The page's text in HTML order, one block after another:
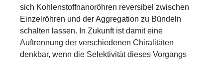
sich Kohlenstoffnanoröhren reversibel zwischen
Einzelröhren und der Aggregation zu Bündeln
schalten lassen. In Zukunft ist damit eine
Auftrennung der verschiedenen Chiralitäten
denkbar, wenn die Selektivität dieses Vorgangs